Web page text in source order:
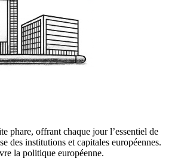
phare, offrant chaque jour l’essentiel de
des institutions et capitales européennes.
la politique européenne.